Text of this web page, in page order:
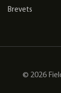
Brevets
© 2026